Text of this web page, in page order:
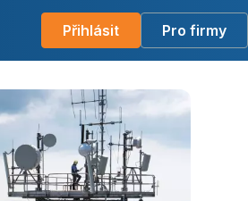
Přihlásit Pro firmy